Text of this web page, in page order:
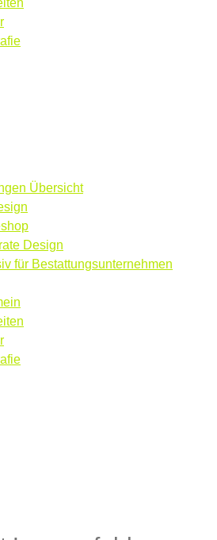
Übersicht
Design
für Bestattungsunternehmen